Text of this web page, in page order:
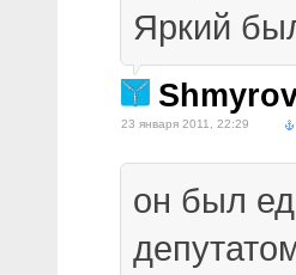
Яркий
23 января 2011, 22:29
он был